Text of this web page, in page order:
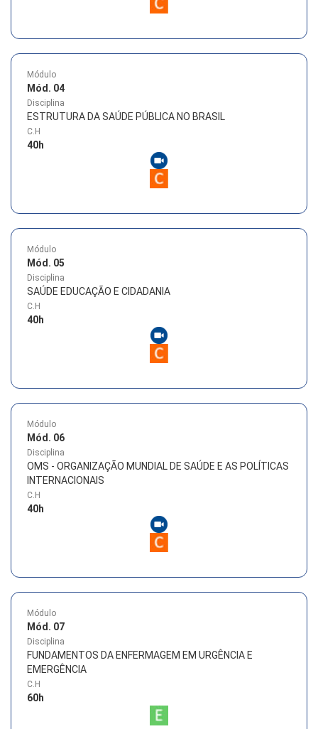
Módulo
Mód. 04
Disciplina
ESTRUTURA DA SAÚDE PÚBLICA NO BRASIL
C.H
40h
Módulo
Mód. 05
Disciplina
SAÚDE EDUCAÇÃO E CIDADANIA
C.H
40h
Módulo
Mód. 06
Disciplina
OMS - ORGANIZAÇÃO MUNDIAL DE SAÚDE E AS POLÍTICAS
INTERNACIONAIS
C.H
40h
Módulo
Mód. 07
Disciplina
FUNDAMENTOS DA ENFERMAGEM EM URGÊNCIA E
EMERGÊNCIA
C.H
60h